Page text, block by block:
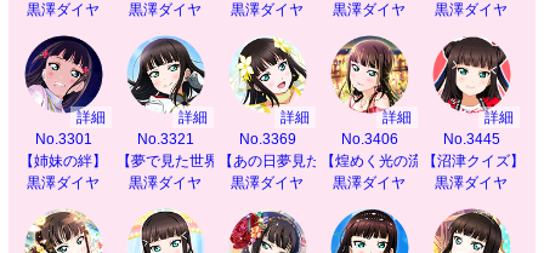
黒澤ダイヤ
黒澤ダイヤ
黒澤ダイヤ
黒澤ダイヤ
黒澤ダイヤ
詳細
No.3301
【姉妹の絆】
黒澤ダイヤ
詳細
No.3321
【夢で見た世界】
黒澤ダイヤ
詳細
No.3369
【あの日夢見たもの】
黒澤ダイヤ
詳細
No.3406
【煌めく光の流れ】
黒澤ダイヤ
詳細
No.3445
【沼津クイズ】
黒澤ダイヤ